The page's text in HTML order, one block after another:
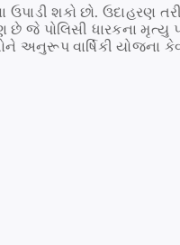
પૈસા ઉપાડી શકો છો.
જે પોલિસી ધારકના મૃત્યુ
વાર્ષિકી યોજના